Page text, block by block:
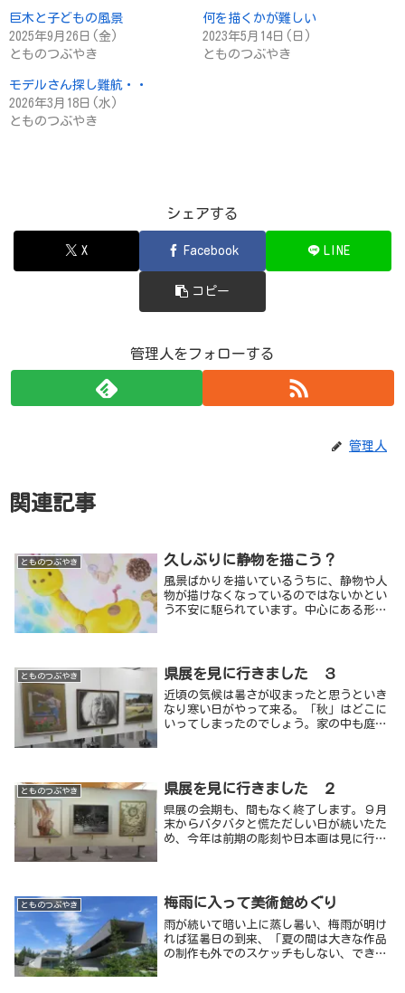
巨木と子どもの風景
2025年9月26日(金)
とものつぶやき
何を描くかが難しい
2023年5月14日(日)
とものつぶやき
モデルさん探し難航・・
2026年3月18日(水)
とものつぶやき
シェアする
X Facebook LINE
コピー
管理人をフォローする
管理人
関連記事
とものつぶやき 久しぶりに静物を描こう？
風景ばかりを描いているうちに、静物や人
物が描けなくなっているのではないかとい
う不安に駆られています。中心にある形は
内で何か静物を置いて描いてみようと思っ
てからすでに１ヶ月近くが経ちました。
とものつぶやき 県展を見に行きました ３
近頃の気候は暑さが収まったと思うといき
なり寒い日がやって来る。「秋」はどこに
いってしまったのでしょう。家の中も庭仕
までとは違った感じの作品を描きたい。」
と習作を繰￥り返していたのに、集中して
描く時間が飛び飛びになると、どんどん頭
が混乱して来ます。
とものつぶやき 県展を見に行きました ２
県展の会期も、間もなく終了します。９月
末からバタバタと慌ただしい日が続いたた
め、今年は前期の彫刻や日本画は見に行け
い、受付で別紙に記入して、いただくこと
ができました。恥ずかしいし、情けないで
す。
とものつぶやき 梅雨に入って美術館めぐり
雨が続いて暗い上に蒸し暑い、梅雨が明け
れば猛暑日の到来、「夏の間は大きな作品
の制作も外でのスケッチもしない、できな